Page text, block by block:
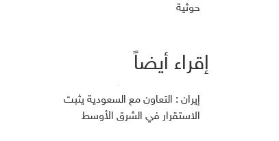
حوثية
إقراء أيضاً
إيران : التعاون مع السعودية يثبت
الاستقرار في الشرق الأوسط